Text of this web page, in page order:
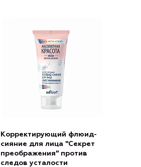
Корректирующий флюид-
сияние для лица "Секрет
преображения" против
следов усталости